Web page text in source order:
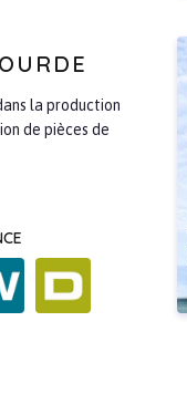
la production
de pièces de